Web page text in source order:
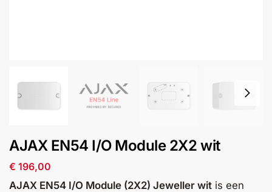
&
Intercom
Inbraakbeveiliging
AJAX EN54 I/O Module 2X2 wit
€ 196,00
AJAX EN54 I/O Module (2X2) Jeweller wit is een